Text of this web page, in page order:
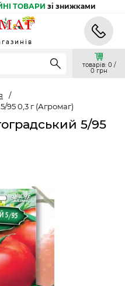
ТОВАРИ зі знижками
товарів: 0 /
0 грн
/
95 0,3 г (Агромаг)
5/95